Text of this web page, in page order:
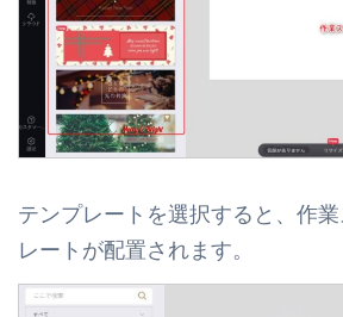
テンプレートを選択すると、作
レートが配置されます。